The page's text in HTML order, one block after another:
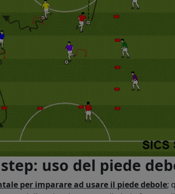
uso del piede
per imparare ad usare il piede debole;